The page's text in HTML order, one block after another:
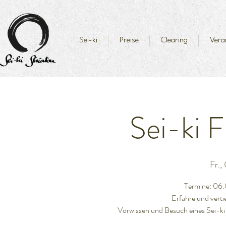
Sei-ki Preise Clearing
Sei-ki
Fr.,
Termine:
Erfahre und
Vorwissen und Besuch eines Sei-